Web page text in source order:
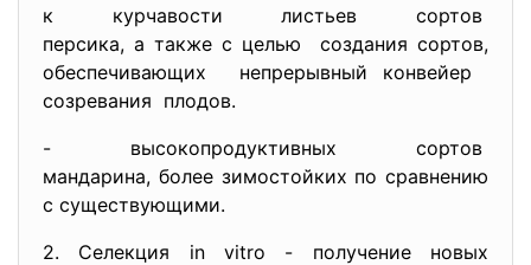
к курчавости листьев сортов
персика, а также с целью создания сортов,
обеспечивающих непрерывный конвейер
созревания плодов.
- высокопродуктивных сортов
мандарина, более зимостойких по сравнению
с существующими.
2. Селекция in vitro - получение новых